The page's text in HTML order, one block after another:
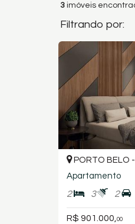
3 imóveis
Filtrando por:
PORTO BELO -
Apartamento
2 3 2
R$ 901.000, 00